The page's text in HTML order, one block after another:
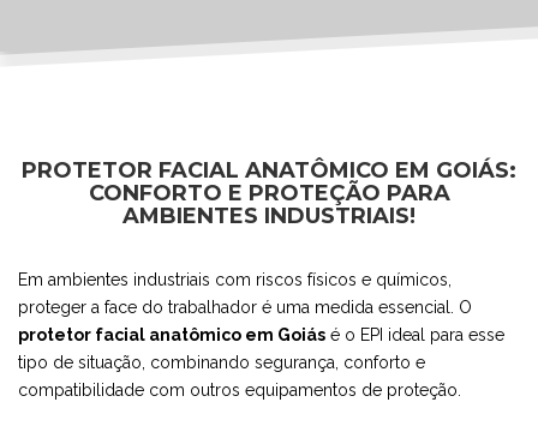
PROTETOR FACIAL ANATÔMICO EM GOIÁS:
CONFORTO E PROTEÇÃO PARA
AMBIENTES INDUSTRIAIS!
Em ambientes industriais com riscos físicos e químicos,
proteger a face do trabalhador é uma medida essencial. O
protetor facial anatômico em Goiás é o EPI ideal para esse
tipo de situação, combinando segurança, conforto e
compatibilidade com outros equipamentos de proteção.